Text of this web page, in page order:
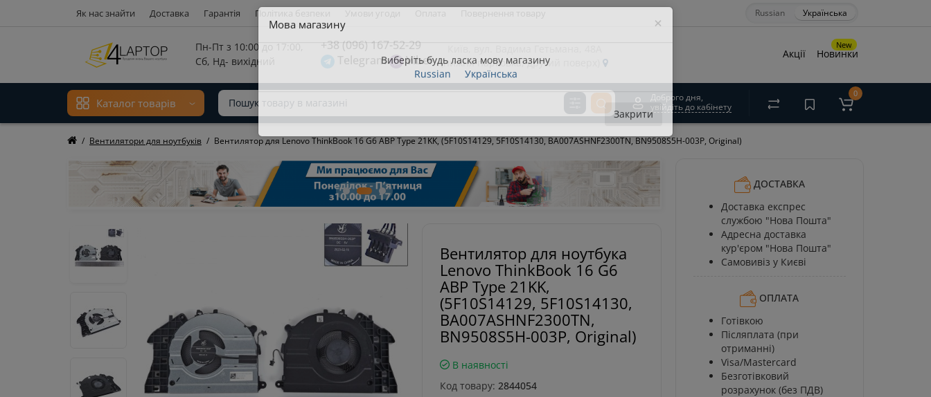
Як нас знайти Доставка Гарантія Політика безпеки Умови угоди Оплата Повернення товару Russian Українська
Пн-Пт з 10:00 до 17:00,
Сб, Нд- вихідний
+38 (096) 167-52-29
Telegram
Viber (нижня парковка, другий поверх)
Акції
New
Новинки
Каталог товарів
Доброго дня,
увійдіть до кабінету
0
Вентилятори для ноутбуків Вентилятор для Lenovo ThinkBook 16 G6 ABP Type 21KK, (5F10S14129, 5F10S14130, BA007ASHNF2300TN, BN9508S5H-003P, Original)
Мова магазину
Виберіть будь ласка мову магазину
Russian
Українська
Вентилятор для ноутбука
Lenovo ThinkBook 16 G6
ABP Type 21KK,
(5F10S14129, 5F10S14130,
BA007ASHNF2300TN,
BN9508S5H-003P, Original)
В наявності
Код товару: 2844054
ДОСТАВКА
Доставка експрес
службою "Нова Пошта"
Адресна доставка
кур'єром "Нова Пошта"
Самовивіз у Києві
ОПЛАТА
Готівкою
Післяплата (при
отриманні)
Visa/Mastercard
Безготівковий
розрахунок (без ПДВ)